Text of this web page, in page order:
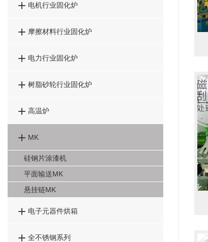
 电机行业固化炉
 摩擦材料行业固化炉
 电力行业固化炉
 树脂砂轮行业固化炉
 高温炉
 MK
硅钢片涂漆机
平面输送MK
悬挂链MK
 电子元器件烘箱
 全不锈钢系列